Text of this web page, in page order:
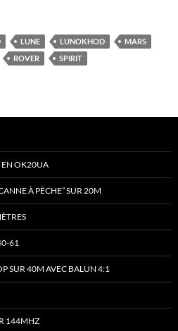
LUNE LUNOKHOD
MARS
ROVER
SPIRIT
EN OK20UA
À PÊCHE” SUR 20M
61
SUR 40M AVEC BALUN 4:1
144MHZ